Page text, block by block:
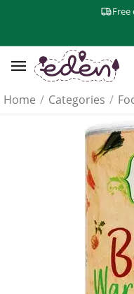
Home / Categories /